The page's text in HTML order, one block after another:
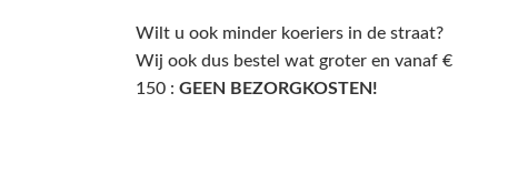
Wilt u ook minder koeriers in de straat?
Wij ook dus bestel wat groter en vanaf €
150 : GEEN BEZORGKOSTEN!